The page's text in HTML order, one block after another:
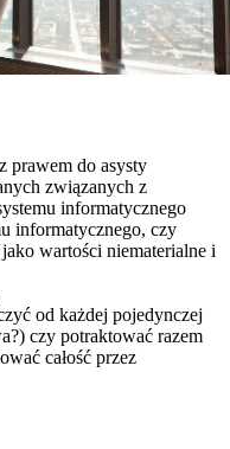
prawem do asysty
związanych z
informatycznego
informatycznego, czy
wartości niematerialne i
od każdej pojedynczej
czy potraktować razem
całość przez